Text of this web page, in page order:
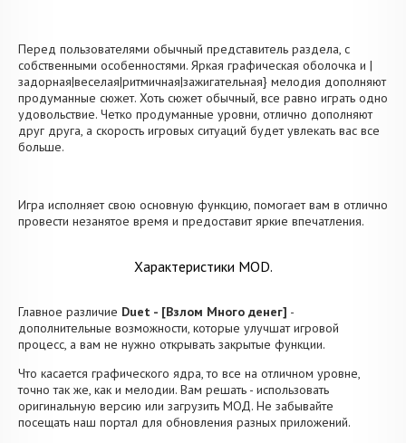
Перед пользователями обычный представитель раздела, с
собственными особенностями. Яркая графическая оболочка и |
задорная|веселая|ритмичная|зажигательная} мелодия дополняют
продуманные сюжет. Хоть сюжет обычный, все равно играть одно
удовольствие. Четко продуманные уровни, отлично дополняют
друг друга, а скорость игровых ситуаций будет увлекать вас все
больше.
Игра исполняет свою основную функцию, помогает вам в отлично
провести незанятое время и предоставит яркие впечатления.
Характеристики MOD.
Главное различие Duet - [Взлом Много денег] -
дополнительные возможности, которые улучшат игровой
процесс, а вам не нужно открывать закрытые функции.
Что касается графического ядра, то все на отличном уровне,
точно так же, как и мелодии. Вам решать - использовать
оригинальную версию или загрузить МОД. Не забывайте
посещать наш портал для обновления разных приложений.